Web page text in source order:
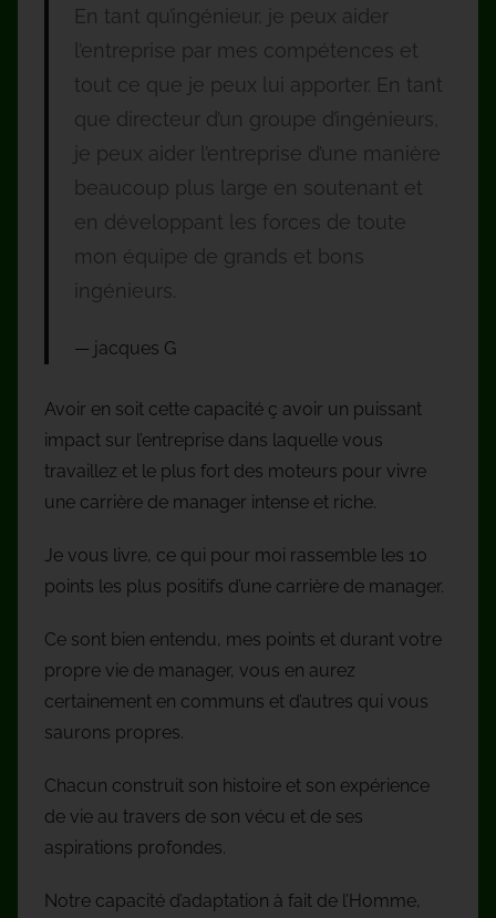
En tant qu’ingénieur, je peux aider
l’entreprise par mes compétences et
tout ce que je peux lui apporter. En tant
que directeur d’un groupe d’ingénieurs,
je peux aider l’entreprise d’une manière
beaucoup plus large en soutenant et
en développant les forces de toute
mon équipe de grands et bons
ingénieurs.
jacques G
Avoir en soit cette capacité ç avoir un puissant
impact sur l’entreprise dans laquelle vous
travaillez et le plus fort des moteurs pour vivre
une carrière de manager intense et riche.
Je vous livre, ce qui pour moi rassemble les 10
points les plus positifs d’une carrière de manager.
Ce sont bien entendu, mes points et durant votre
propre vie de manager, vous en aurez
certainement en communs et d’autres qui vous
saurons propres.
Chacun construit son histoire et son expérience
de vie au travers de son vécu et de ses
aspirations profondes.
Notre capacité d’adaptation à fait de l’Homme,